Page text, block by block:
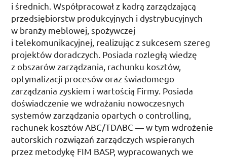
i średnich. Współpracował z kadrą zarządzającą
przedsiębiorstw produkcyjnych i dystrybucyjnych
w branży meblowej, spożywczej
i telekomunikacyjnej, realizując z sukcesem szereg
projektów doradczych. Posiada rozległą wiedzę
z obszarów zarządzania, rachunku kosztów,
optymalizacji procesów oraz świadomego
zarządzania zyskiem i wartością Firmy. Posiada
doświadczenie we wdrażaniu nowoczesnych
systemów zarządzania opartych o controlling,
rachunek kosztów ABC/TDABC — w tym wdrożenie
autorskich rozwiązań zarządczych wspieranych
przez metodykę FIM BASP, wypracowanych we